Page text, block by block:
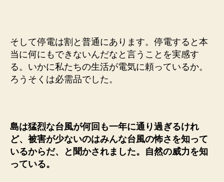
そして停電は割と普通にあります。停電すると本
当に何にもできないんだなと言うことを実感す
る。いかに私たちの生活が電気に頼っているか。
ろうそくは必需品でした。
島は猛烈な台風が何回も一年に通り過ぎるけれ
ど、被害が少ないのはみんな台風の怖さを知って
いるからだ、と聞かされました。自然の威力を知
っている。